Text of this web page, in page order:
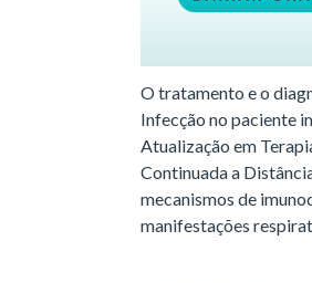
O tratamento e o
Infecção no paciente
Atualização em
Continuada a
mecanismos de
manifestações